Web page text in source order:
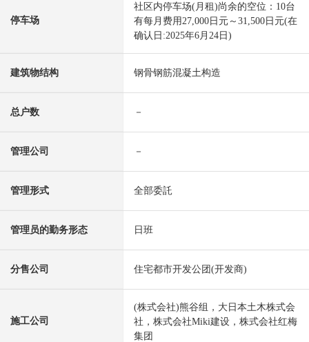
停车场
社区内停车场(月租)尚余的空位：10台
有每月费用27,000日元～31,500日元(在
确认日:2025年6月24日)
建筑物结构 钢骨钢筋混凝土构造
总户数 －
管理公司 －
管理形式 全部委託
管理员的勤务形态 日班
分售公司 住宅都市开发公团(开发商)
施工公司
(株式会社)熊谷组，大日本土木株式会
社，株式会社Miki建设，株式会社红梅
集团